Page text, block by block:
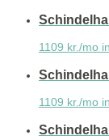
1109 kr./mo
1109 kr./mo